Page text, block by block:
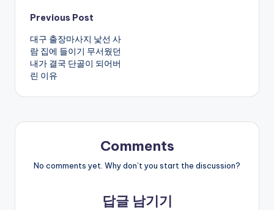
Post
navigation
Previous Post
대구 출장마사지 낯선 사
람 집에 들이기 무서웠던
내가 결국 단골이 되어버
린 이유
Comments
No comments yet. Why don’t you start the discussion?
답글 남기기